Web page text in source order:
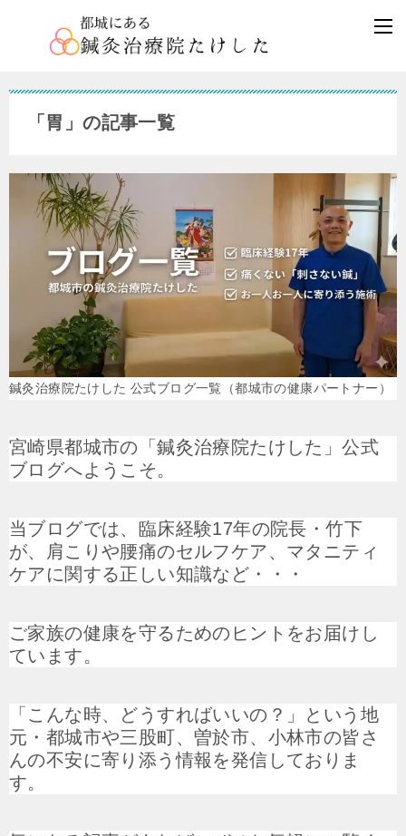
「胃」の記事一覧
鍼灸治療院たけした 公式ブログ一覧（都城市の健康パートナー）
宮崎県都城市の「鍼灸治療院たけした」公式
ブログへようこそ。
当ブログでは、臨床経験17年の院長・竹下
が、肩こりや腰痛のセルフケア、マタニティ
ケアに関する正しい知識など・・・
ご家族の健康を守るためのヒントをお届けし
ています。
「こんな時、どうすればいいの？」という地
元・都城市や三股町、曽於市、小林市の皆さ
んの不安に寄り添う情報を発信しておりま
す。